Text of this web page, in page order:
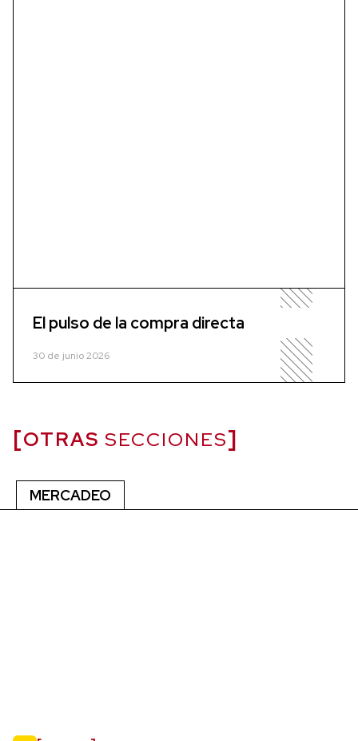
El pulso de la compra directa
30 de junio 2026
OTRAS SECCIONES
MERCADEO